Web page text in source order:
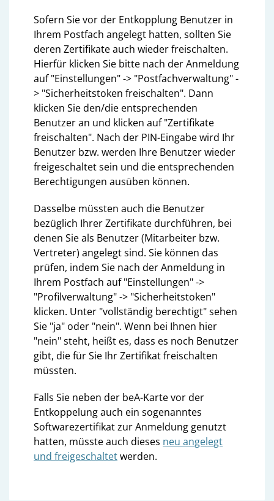
Sofern Sie vor der Entkopplung Benutzer in
Ihrem Postfach angelegt hatten, sollten Sie
deren Zertifikate auch wieder freischalten.
Hierfür klicken Sie bitte nach der Anmeldung
auf "Einstellungen" -> "Postfachverwaltung" -
> "Sicherheitstoken freischalten". Dann
klicken Sie den/die entsprechenden
Benutzer an und klicken auf "Zertifikate
freischalten". Nach der PIN-Eingabe wird Ihr
Benutzer bzw. werden Ihre Benutzer wieder
freigeschaltet sein und die entsprechenden
Berechtigungen ausüben können.
Dasselbe müssten auch die Benutzer
bezüglich Ihrer Zertifikate durchführen, bei
denen Sie als Benutzer (Mitarbeiter bzw.
Vertreter) angelegt sind. Sie können das
prüfen, indem Sie nach der Anmeldung in
Ihrem Postfach auf "Einstellungen" ->
"Profilverwaltung" -> "Sicherheitstoken"
klicken. Unter "vollständig berechtigt" sehen
Sie "ja" oder "nein". Wenn bei Ihnen hier
"nein" steht, heißt es, dass es noch Benutzer
gibt, die für Sie Ihr Zertifikat freischalten
müssten.
Falls Sie neben der beA-Karte vor der
Entkoppelung auch ein sogenanntes
Softwarezertifikat zur Anmeldung genutzt
hatten, müsste auch dieses neu angelegt
und freigeschaltetwerden.